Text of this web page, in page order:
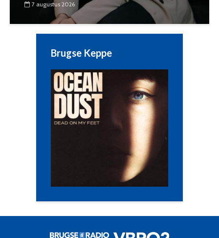
7 augustus 2026
Brugse Keppe